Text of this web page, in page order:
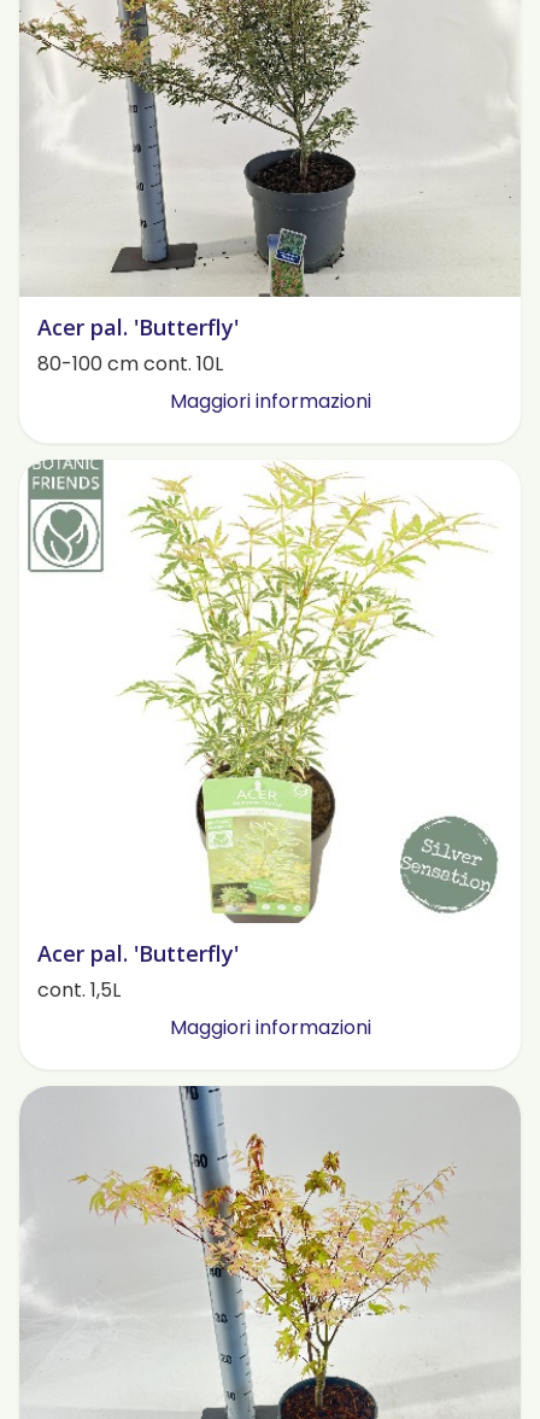
Acer pal. 'Butterfly'
80-100 cm cont. 10L
Maggiori informazioni
Acer pal. 'Butterfly'
cont. 1,5L
Maggiori informazioni